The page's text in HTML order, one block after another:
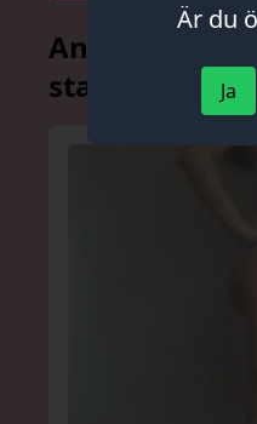
Andra
stad
Är du
Ja